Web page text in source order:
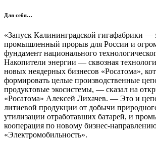
Для себя…
«Запуск Калининградской гигафабрики —
промышленный прорыв для России и
фундамент национального
Накопители энергии — сквозная
новых неядерных бизнесов «Росатома»,
формировать целые производственные
продуктовые экосистемы, — сказал на
«Росатома» Алексей Лихачев. — Это и
литиевой продукции от добычи
утилизации отработавших батарей, и
кооперация по новому бизнес-
«Электромобильность».